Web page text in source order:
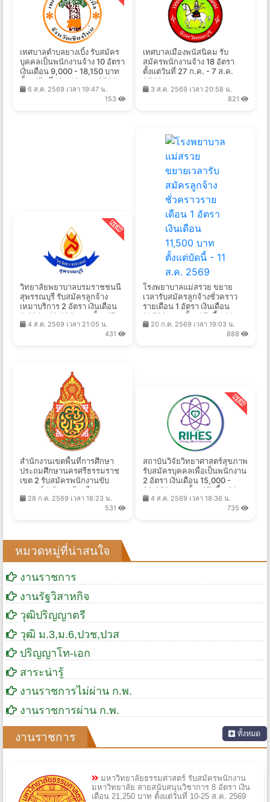
เทศบาลตำบลยางเบิ้ง รับสมัคร
บุคคลเป็นพนักงานจ้าง 10 อัตรา
เงินเดือน 9,000 - 18,150 บาท
ตั้งแต่วันที่ 10 - 19 ส.ค. 2569
6 ส.ค. 2569 เวลา 19:47 น.
153
เทศบาลเมืองพนัสนิคม รับ
สมัครพนักงานจ้าง 18 อัตรา
ตั้งแต่วันที่ 27 ก.ค. - 7 ส.ค.
2569
3 ส.ค. 2569 เวลา 20:58 น.
821
วิทยาลัยพยาบาลบรมราชชนนี
สุพรรณบุรี รับสมัครลูกจ้าง
เหมาบริการ 2 อัตรา เงินเดือน
9,000 - 10,000 บาท ตั้งแต่วัน
ที่ 1-10 ส.ค. 2569
4 ส.ค. 2569 เวลา 21:05 น.
431
โรงพยาบาลแม่สรวย ขยาย
เวลารับสมัครลูกจ้างชั่วคราว
รายเดือน 1 อัตรา เงินเดือน
11,500 บาท ตั้งแต่บัดนี้ - 11
ส.ค. 2569
20 ก.ค. 2569 เวลา 19:03 น.
888
สำนักงานเขตพื้นที่การศึกษา
ประถมศึกษานครศรีธรรมราช
เขต 2 รับสมัครพนักงานขับ
รถยนต์ 1 อัตรา เงินเดือน
10,000 บาท ตั้งแต่วันที่ 10-19
28 ก.ค. 2569 เวลา 18:23 น.
531
สถาบันวิจัยวิทยาศาสตร์สุขภาพ
รับสมัครบุคคลเพื่อเป็นพนักงาน
2 อัตรา เงินเดือน 15,000 -
20,250 บาท ตั้งแต่บัดนี้ - 21
ส.ค. 2569
4 ส.ค. 2569 เวลา 18:36 น.
735
หมวดหมู่ที่น่าสนใจ
งานราชการ
งานรัฐวิสาหกิจ
วุฒิปริญญาตรี
วุฒิ ม.3,ม.6,ปวช,ปวส
ปริญญาโท-เอก
สาระน่ารู้
งานราชการไม่ผ่าน ก.พ.
งานราชการผ่าน ก.พ.
งานราชการ ทั้งหมด
มหาวิทยาลัยธรรมศาสตร์ รับสมัครพนักงาน
มหาวิทยาลัย สายสนับสนุนวิชาการ 8 อัตรา เงิน
เดือน 21,250 บาท ตั้งแต่วันที่ 10-25 ส.ค. 2569